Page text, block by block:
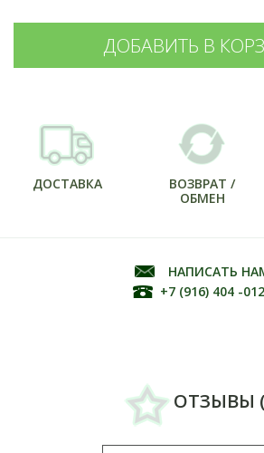
ДОСТАВКА
ВОЗВРАТ /
ОБМЕН
НАПИСАТЬ
+7 (916) 404 -
ОТЗЫВЫ